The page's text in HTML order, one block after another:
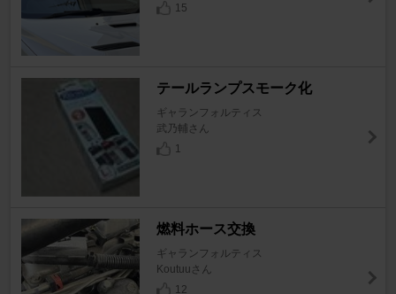
15
テールランプスモーク化
ギャランフォルティス
武乃輔さん
1
燃料ホース交換
ギャランフォルティス
Koutuuさん
12